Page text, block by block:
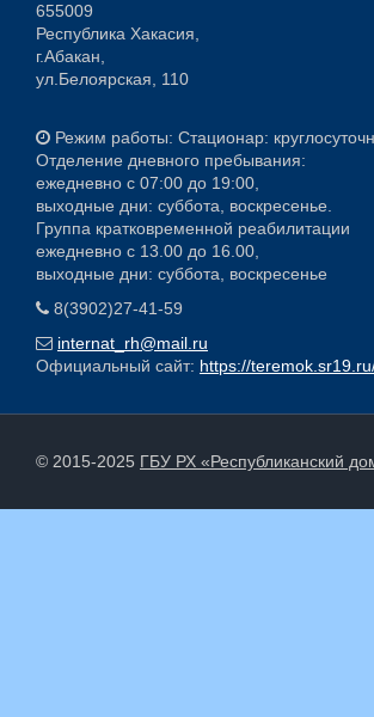
655009
Республика Хакасия,
г.Абакан,
ул.Белоярская, 110
Режим работы: Стационар:
Отделение дневного пребывания:
ежедневно с 07:00 до 19:00,
выходные дни: суббота, воскресенье.
Группа кратковременной реабилитации
ежедневно с 13.00 до 16.00,
выходные дни: суббота, воскресенье
8(3902)27-41-59
internat_rh@mail.ru
Официальный сайт: https://
© 2015-2025 ГБУ РХ «Республиканский